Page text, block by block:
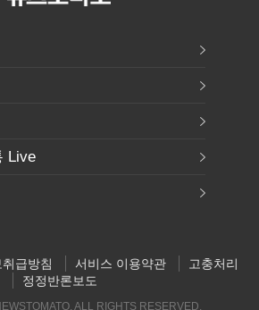
Live
급방침 서비스 이용약관
고충처리
정정반론보도
ALL RIGHTS RESERVED.